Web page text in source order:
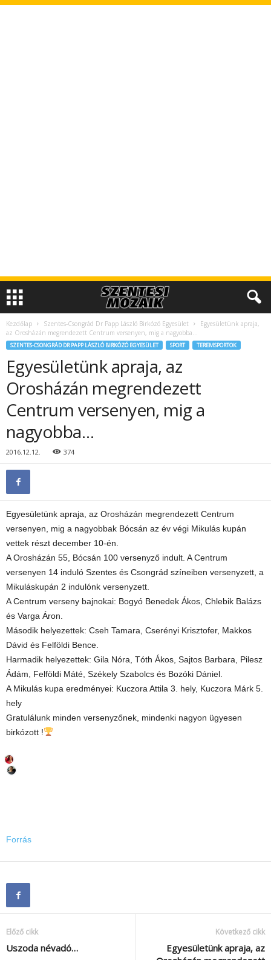
Kezdőlap Szentes-Csongrád Dr Papp László Birkózó Egyesület
Egyesületünk apraja,
az Orosházán megrendezett Centrum versenyen, mig a nagyobba…
SZENTES-CSONGRÁD DR PAPP LÁSZLÓ BIRKÓZÓ EGYESÜLET SPORT TEREMSPORTOK
Egyesületünk apraja, az
Orosházán megrendezett
Centrum versenyen, mig a
nagyobba…
2016.12.12. 374
Egyesületünk apraja, az Orosházán megrendezett Centrum
versenyen, mig a nagyobbak Bócsán az év végi Mikulás kupán
vettek részt december 10-én.
A Orosházán 55, Bócsán 100 versenyző indult. A Centrum
versenyen 14 induló Szentes és Csongrád színeiben versenyzett, a
Mikuláskupán 2 indulónk versenyzett.
A Centrum verseny bajnokai: Bogyó Benedek Ákos, Chlebik Balázs
és Varga Áron.
Második helyezettek: Cseh Tamara, Cserényi Krisztofer, Makkos
Dávid és Felföldi Bence.
Harmadik helyezettek: Gila Nóra, Tóth Ákos, Sajtos Barbara, Pilesz
Ádám, Felföldi Máté, Székely Szabolcs és Bozóki Dániel.
A Mikulás kupa eredményei: Kuczora Attila 3. hely, Kuczora Márk 5.
hely
Gratulálunk minden versenyzőnek, mindenki nagyon ügyesen
birkózott !
Forrás
Előző cikk
Uszoda névadó…
Következő cikk
Egyesületünk apraja, az